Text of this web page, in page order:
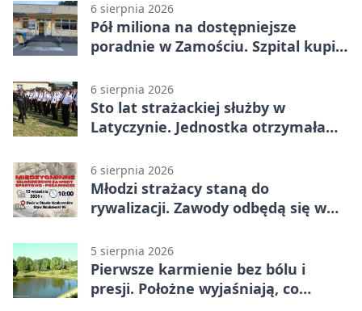
6 sierpnia 2026
Pół miliona na dostępniejsze
poradnie w Zamościu. Szpital kupi
6 sierpnia 2026
Sto lat strażackiej służby w
Latyczynie. Jednostka otrzymała
6 sierpnia 2026
Młodzi strażacy staną do
rywalizacji. Zawody odbędą się w
5 sierpnia 2026
Pierwsze karmienie bez bólu i
presji. Położne wyjaśniają, co